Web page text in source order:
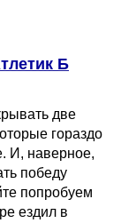
Б
две
гораздо
И, наверное,
победу
попробуем
ездил в